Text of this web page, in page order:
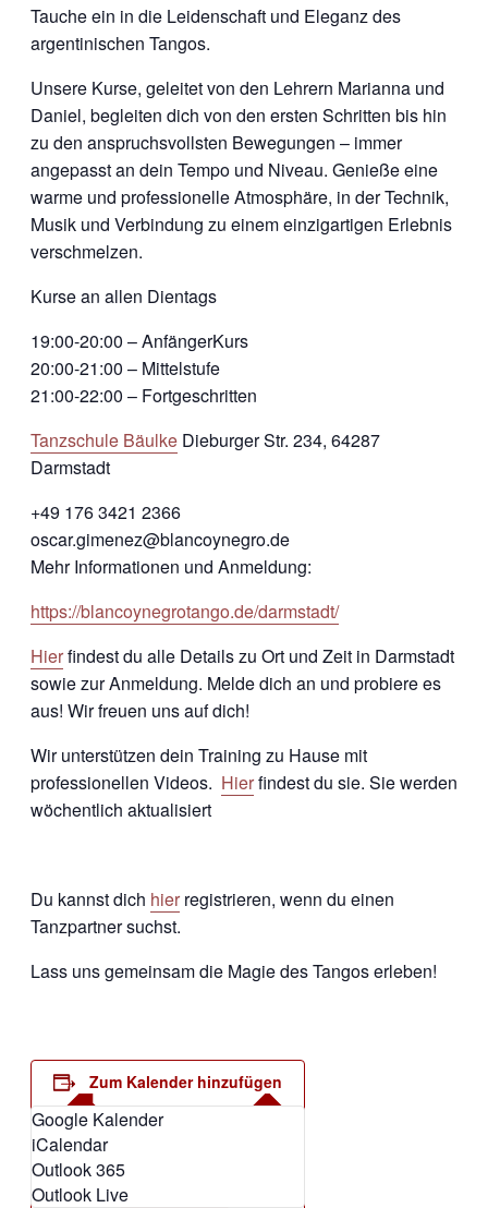
Tauche ein in die Leidenschaft und Eleganz des
argentinischen Tangos.
Unsere Kurse, geleitet von den Lehrern Marianna und
Daniel, begleiten dich von den ersten Schritten bis hin
zu den anspruchsvollsten Bewegungen – immer
angepasst an dein Tempo und Niveau. Genieße eine
warme und professionelle Atmosphäre, in der Technik,
Musik und Verbindung zu einem einzigartigen Erlebnis
verschmelzen.
Kurse an allen Dientags
19:00-20:00 – AnfängerKurs
20:00-21:00 – Mittelstufe
21:00-22:00 – Fortgeschritten
Tanzschule Bäulke Dieburger Str. 234, 64287
Darmstadt
+49 176 3421 2366
oscar.gimenez@blancoynegro.de
Mehr Informationen und Anmeldung:
https://blancoynegrotango.de/darmstadt/
Hierfindest du alle Details zu Ort und Zeit in Darmstadt
sowie zur Anmeldung. Melde dich an und probiere es
aus! Wir freuen uns auf dich!
Wir unterstützen dein Training zu Hause mit
professionellen Videos. Hierfindest du sie. Sie werden
wöchentlich aktualisiert
Du kannst dich hier registrieren, wenn du einen
Tanzpartner suchst.
Lass uns gemeinsam die Magie des Tangos erleben!
Zum Kalender hinzufügen
Google Kalender
iCalendar
Outlook 365
Outlook Live